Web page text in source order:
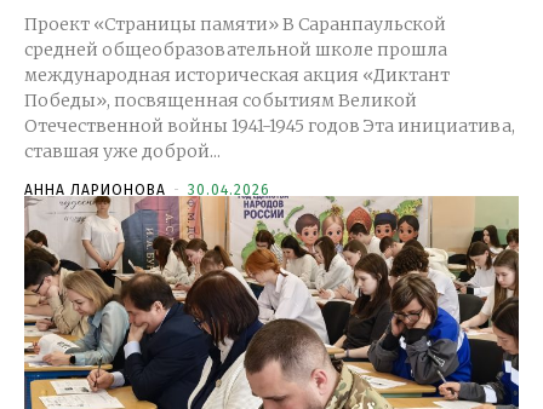
Проект «Страницы памяти» В Саранпаульской
средней общеобразовательной школе прошла
международная историческая акция «Диктант
Победы», посвященная событиям Великой
Отечественной войны 1941-1945 годов Эта инициатива,
ставшая уже доброй...
АННА ЛАРИОНОВА - 30.04.2026